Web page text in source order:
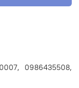
0986435508,